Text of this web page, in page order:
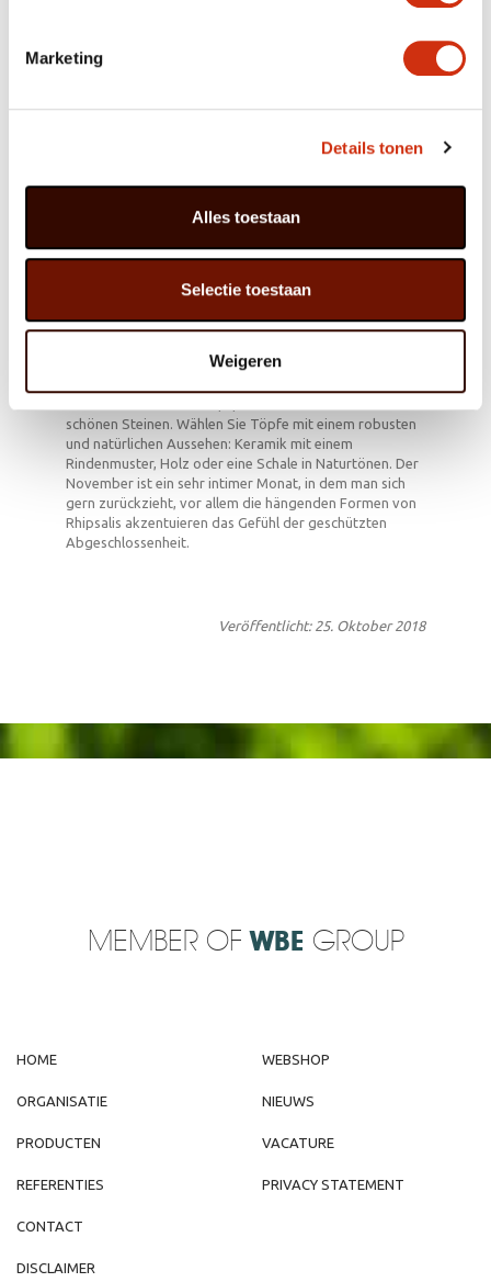
Marketing
Details tonen
Alles toestaan
Selectie toestaan
Weigeren
wächst und gedeiht auch bei etwas weniger Licht.
der Sonne, sollte etwas häufiger gegossen
Einmal im Monat etwas düngen.
wieder in Form geschnitten werden.
Verkaufs und Präsentationstipps für Rhipsalis
nebeneinander, und betonen Sie das Dschungelgefühl
die Fantasie an, wenn sie an einen Baumstamm oder
schönen Steinen. Wählen Sie Töpfe mit einem robusten
und natürlichen Aussehen: Keramik mit einem
Rindenmuster, Holz oder eine Schale in Naturtönen. Der
November ist ein sehr intimer Monat, in dem man sich
gern zurückzieht, vor allem die hängenden Formen von
Rhipsalis akzentuieren das Gefühl der geschützten
Abgeschlossenheit.
Veröffentlicht: 25. Oktober 2018
MEMBER OF WBE GROUP
HOME
ORGANISATIE
PRODUCTEN
REFERENTIES
WEBSHOP
NIEUWS
VACATURE
PRIVACY STATEMENT
CONTACT
DISCLAIMER